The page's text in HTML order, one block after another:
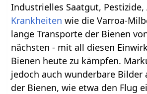
Industrielles Saatgut,
Krankheiten wie die Varroa-
lange Transporte der Bienen
nächsten - mit all diesen
Bienen heute zu kämpfen.
jedoch auch wunderbare Bilder
der Bienen, wie etwa den Flug